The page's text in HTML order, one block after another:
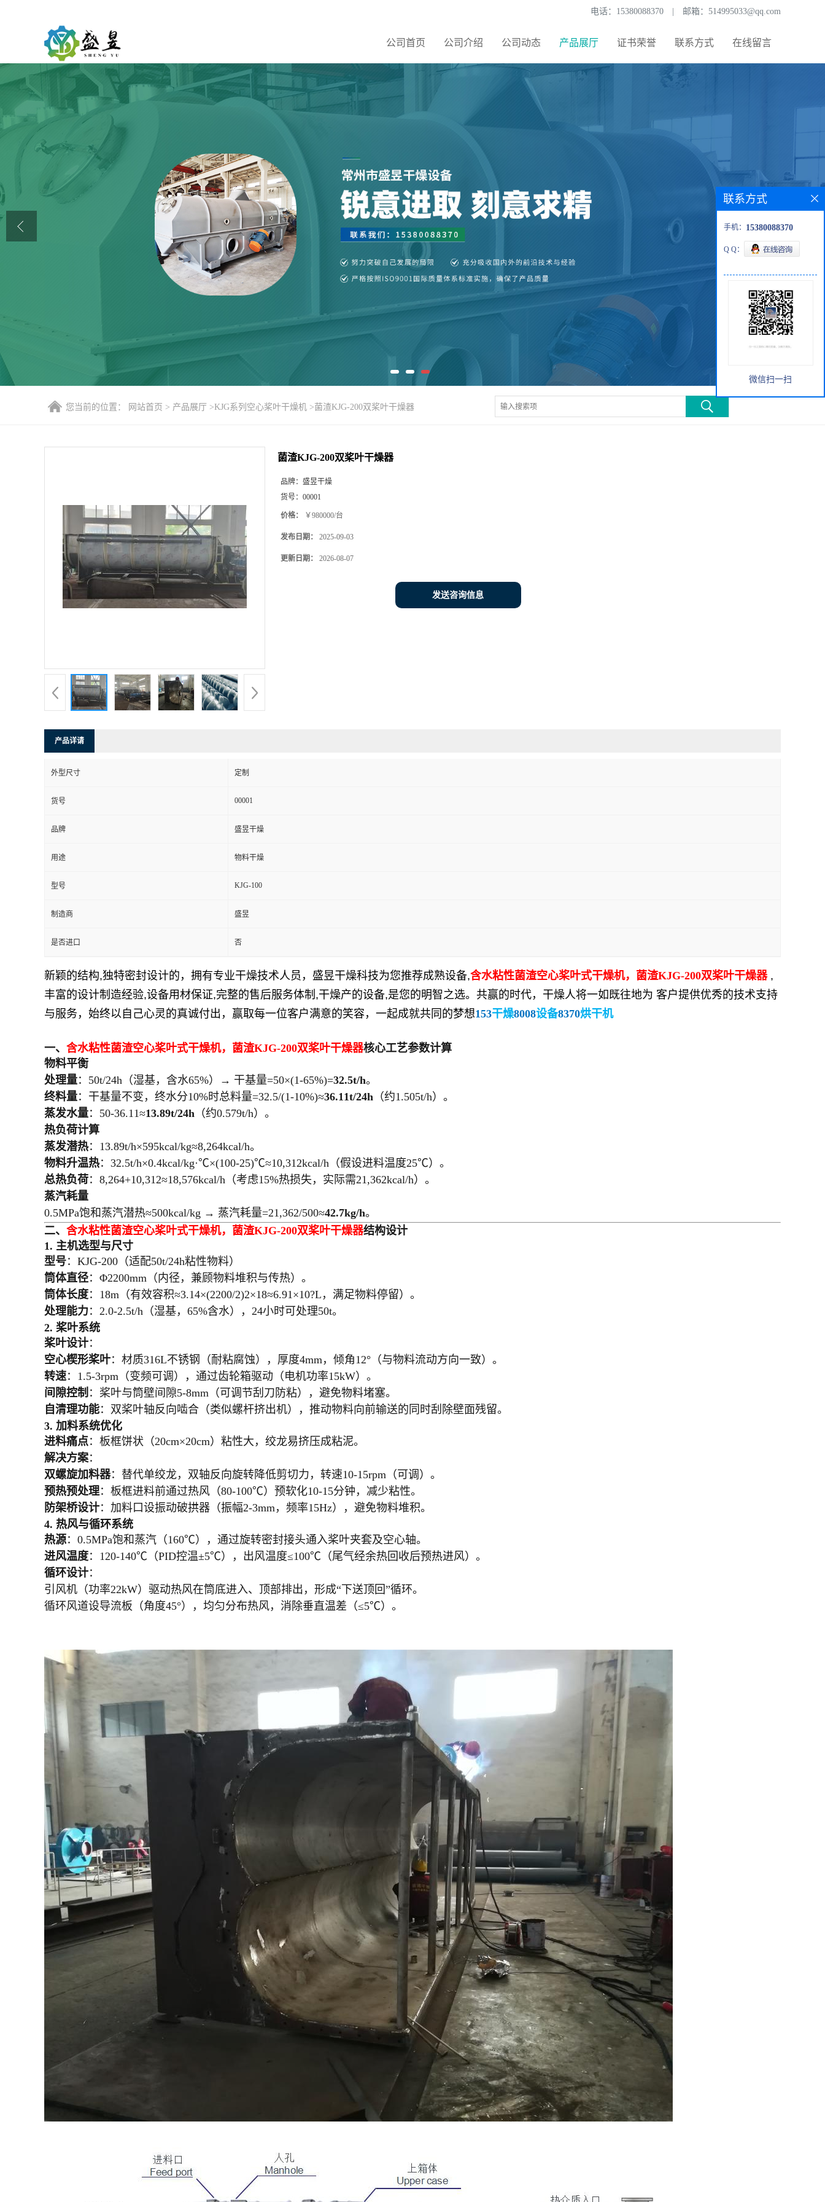
电话： 15380088370 邮箱： 514995033@qq.com
公司首页 公司介绍 公司动态 产品展厅 证书荣誉 联系方式 在线留言
公司首页
公司介绍
公司动态
产品展厅
证书荣誉
联系方式
在线留言
您当前的位置： 网站首页 > 产品展厅 >KJG系列空心桨叶干燥机 >菌渣KJG-200双桨叶干燥器
菌渣KJG-200双桨叶干燥器
品牌： 盛昱干燥
货号： 00001
价格： ￥980000/台
发布日期： 2025-09-03
更新日期： 2026-08-07
发送咨询信息
产品详请
外型尺寸 定制
货号 00001
品牌 盛昱干燥
用途 物料干燥
型号 KJG-100
制造商 盛昱
是否进口 否
新颖的结构,独特密封设计的，拥有专业干燥技术人员， 盛昱干燥科技为您推荐成熟设备,含水粘性菌渣空心桨叶式干燥机，菌渣KJG-200双桨叶干燥器 ,
丰富的设计制造经验,设备用材保证,完整的售后服务体制 ,干燥产的设备,是您的明智之选。共赢的时代，干燥人将一如既往地为 客户提供优秀的技术支持
与服务，始终以自己心灵的真诚付出，赢取每一位客户满意的笑容，一起成就共同的梦想153干燥8008设备8370烘干机
一、 含水粘性菌渣空心桨叶式干燥机，菌渣KJG-200双桨叶干燥器核心工艺参数计算
物料平衡
处理量：50t/24h（湿基，含水65%）→ 干基量=50×(1-65%)=32.5t/h。
终料量：干基量不变，终水分10%时总料量=32.5/(1-10%)≈36.11t/24h （约1.505t/h）。
蒸发水量：50-36.11≈13.89t/24h （约0.579t/h）。
热负荷计算
蒸发潜热：13.89t/h×595kcal/kg≈8,264kcal/h。
物料升温热：32.5t/h×0.4kcal/kg·℃×(100-25)℃≈10,312kcal/h（假设进料温度25℃）。
总热负荷：8,264+10,312≈18,576kcal/h（考虑15%热损失，实际需21,362kcal/h）。
蒸汽耗量
0.5MPa饱和蒸汽潜热≈500kcal/kg → 蒸汽耗量=21,362/500≈42.7kg/h。
二、 含水粘性菌渣空心桨叶式干燥机，菌渣KJG-200双桨叶干燥器结构设计
1. 主机选型与尺寸
型号：KJG-200（适配50t/24h粘性物料）
筒体直径：Φ2200mm（内径，兼顾物料堆积与传热）。
筒体长度：18m（有效容积≈3.14×(2200/2)2×18≈6.91×10?L，满足物料停留）。
处理能力 ：2.0-2.5t/h（湿基，65%含水），24小时可处理50t。
2. 桨叶系统
桨叶设计：
空心楔形桨叶：材质316L不锈钢（耐粘腐蚀），厚度4mm，倾角12°（与物料流动方向一致）。
转速：1.5-3rpm（变频可调），通过齿轮箱驱动（电机功率15kW）。
间隙控制 ：桨叶与筒壁间隙5-8mm（可调节刮刀防粘），避免物料堵塞。
自清理功能：双桨叶轴反向啮合（类似螺杆挤出机），推动物料向前输送的同时刮除壁面残留。
3. 加料系统优化
进料痛点：板框饼状（20cm×20cm）粘性大，绞龙易挤压成粘泥。
解决方案：
双螺旋加料器：替代单绞龙，双轴反向旋转降低剪切力，转速10-15rpm（可调）。
预热预处理：板框进料前通过热风（80-100℃）预软化10-15分钟，减少粘性。
防架桥设计：加料口设振动破拱器（振幅2-3mm，频率15Hz），避免物料堆积。
4. 热风与循环系统
热源：0.5MPa饱和蒸汽（160℃），通过旋转密封接头通入桨叶夹套及空心轴。
进风温度：120-140℃（PID控温±5℃），出风温度≤100℃（尾气经余热回收后预热进风）。
循环设计：
引风机（功率22kW）驱动热风在筒底进入、顶部排出，形成“下送顶回”循环。
循环风道设导流板（角度45°），均匀分布热风，消除垂直温差（≤5℃）。
联系方式
手机： 15380088370
Q Q：
微信扫一扫